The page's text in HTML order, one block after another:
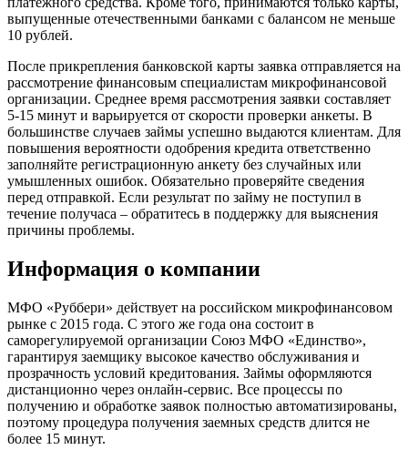
выпущенные отечественными банками с балансом не меньше
10 рублей.
После прикрепления банковской карты заявка отправляется на
рассмотрение финансовым специалистам микрофинансовой
организации. Среднее время рассмотрения заявки составляет
5-15 минут и варьируется от скорости проверки анкеты. В
большинстве случаев займы успешно выдаются клиентам. Для
повышения вероятности одобрения кредита ответственно
заполняйте регистрационную анкету без случайных или
умышленных ошибок. Обязательно проверяйте сведения
перед отправкой. Если результат по займу не поступил в
течение получаса – обратитесь в поддержку для выяснения
причины проблемы.
Информация о компании
МФО «Руббери» действует на российском микрофинансовом
рынке с 2015 года. С этого же года она состоит в
саморегулируемой организации Союз МФО «Единство»,
гарантируя заемщику высокое качество обслуживания и
прозрачность условий кредитования. Займы оформляются
дистанционно через онлайн-сервис. Все процессы по
получению и обработке заявок полностью автоматизированы,
поэтому процедура получения заемных средств длится не
более 15 минут.